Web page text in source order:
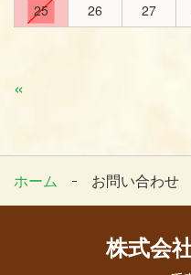
25
26 27
«
ホーム お問い合わせ
株式会